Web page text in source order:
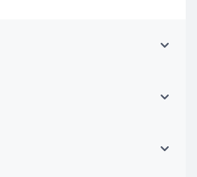
video streaming,
D750, D800, D810 & flere